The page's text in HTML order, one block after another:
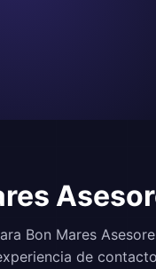
Bon Mares
de